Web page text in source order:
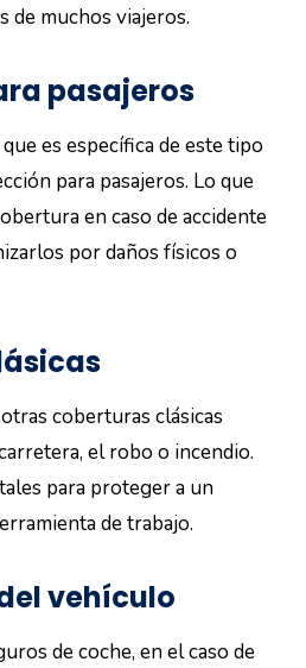
de muchos viajeros.
pasajeros
es específica de este tipo
para pasajeros. Lo que
en caso de accidente
por daños físicos o
coberturas clásicas
el robo o incendio.
para proteger a un
de trabajo.
vehículo
de coche, en el caso de